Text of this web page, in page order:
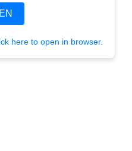
here to open in browser.